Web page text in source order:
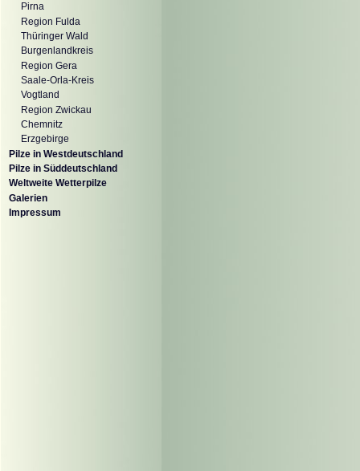
Pirna
Region Fulda
Thüringer Wald
Burgenlandkreis
Region Gera
Saale-Orla-Kreis
Vogtland
Region Zwickau
Chemnitz
Erzgebirge
Pilze in Westdeutschland
Pilze in Süddeutschland
Weltweite Wetterpilze
Galerien
Impressum